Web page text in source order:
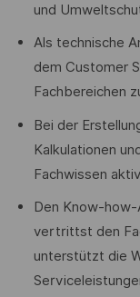
und
Als technische
dem Customer
Fachbereichen
Bei der
Kalkulationen
Fachwissen
Den Know-
vertrittst den
unterstützt die